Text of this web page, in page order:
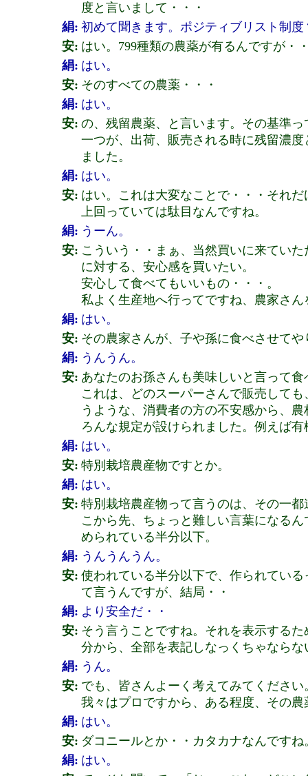
度と言いまして・・・
絹: 初めて聞きます。ポジティブリスト制度
安: はい。799種類の農薬が有るんですが・
絹: はい。
安: そのすべての農薬・・・
絹: はい。
安: の、残留農薬、と言います。その基準
一つが、出荷、販売される時に残留濃
ました。
絹: はい。
安: はい。これは大変なことで・・・それ
上回っていては駄目なんですね。
絹: うーん。
安: こういう・・まぁ、当然買いに来てい
に対する、安心感を買いたい。
安心して食べてもいいもの・・・。
私よく生産地へ行ってですね、農家さ
絹: はい。
安: その農家さんが、子や孫に食べさせて
絹: うんうん。
安: あなたのお孫さんも美味しいと言って
これは、どのスーパーさんで販売して
うような、消費者の方の不安感から、
ろんな規定が設けられました。例えば
絹: はい。
安: 特別栽培農産物ですとか。
絹: はい。
安: 特別栽培農産物って言うのは、その一
こから先、ちょっと難しい言葉になる
められている半分以下。
絹: うんうんうん。
安: 使われている半分以下で、作られてい
て言うんですが、結局・・
絹: より安全だ・・
安: そう言うことですね。それを表示する
分から、全部を表記しなっくちゃならな
絹: うん。
安: でも、皆さんよーく考えてみてください
我々はプロですから、ある程度、その
絹: はい。
安: ダコニールとか・・カタカナなんですね
絹: はい。